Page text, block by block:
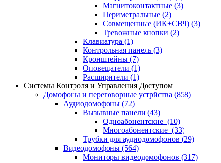
Магнитоконтактные (3)
Периметральные (2)
Совмещенные (ИК+СВЧ) (3)
Тревожные кнопки (2)
Клавиатура (1)
Контрольная панель (3)
Кронштейны (7)
Оповещатели (1)
Расширители (1)
Системы Контроля и Управления Доступом
Домофоны и переговорные устрйства (858)
Аудиодомофоны (72)
Вызывные панели (43)
Одноабонентские (10)
Многоабонентские (33)
Трубки для аудиодомофонов (29)
Видеодомофоны (564)
Мониторы видеодомофонов (317)